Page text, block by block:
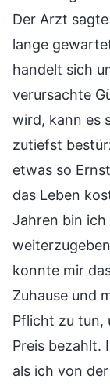
Der Arzt
lange
handelt sich
verursachte
wird, kann es
zutiefst
etwas so
das Leben
Jahren bin ich
konnte mir
Zuhause und
Pflicht zu tun,
Preis bezahlt.
als ich von